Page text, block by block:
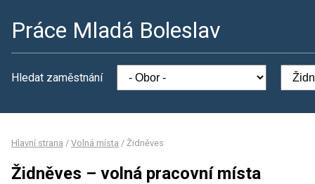
Práce Mladá Boleslav
Hledat zaměstnání
Hlavní strana / Volná místa / Židněves
Židněves – volná pracovní místa